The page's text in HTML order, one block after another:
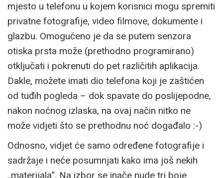
mjesto u telefonu u kojem korisnici mogu spremiti
privatne fotografije, video filmove, dokumente i
glazbu. Omogućeno je da se putem senzora
otiska prsta može (prethodno programirano)
otključati i pokrenuti do pet različitih aplikacija.
Dakle, možete imati dio telefona koji je zaštićen
od tuđih pogleda – dok spavate do poslijepodne,
nakon noćnog izlaska, na ovaj način nitko ne
može vidjeti što se prethodnu noć događalo :-)
Odnosno, vidjet će samo određene fotografije i
sadržaje i neće posumnjati kako ima još nekih
„materijala“. Na izbor se inače nude tri boje